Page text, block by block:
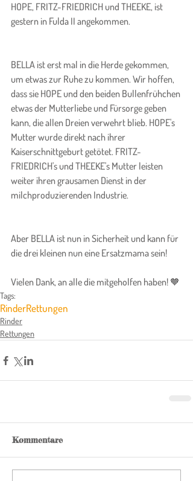
HOPE, FRITZ-FRIEDRICH und THEEKE, ist
gestern in Fulda II angekommen.
BELLA ist erst mal in die Herde gekommen,
um etwas zur Ruhe zu kommen. Wir hoffen,
dass sie HOPE und den beiden Bullenfrühchen
etwas der Mutterliebe und Fürsorge geben
kann, die allen Dreien verwehrt blieb. HOPE's
Mutter wurde direkt nach ihrer
Kaiserschnittgeburt getötet. FRITZ-
FRIEDRICH's und THEEKE's Mutter leisten
weiter ihren grausamen Dienst in der
milchproduzierenden Industrie.
Aber BELLA ist nun in Sicherheit und kann für
die drei kleinen nun eine Ersatzmama sein!
Vielen Dank, an alle die mitgeholfen haben! 🧡
Tags:
RinderRettungen
Rinder
Rettungen
Kommentare